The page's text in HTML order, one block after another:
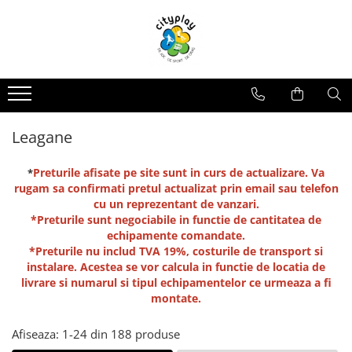
ECHIPAMENTE DE JOACA
Ansambluri de joaca
Balansoare
Leagane
Echipamente de joaca pentru
interior
Casute pentru joaca
Tobogane
Educationale si interactive
Tunele
Tiroliene
Oferte echipamente de joaca Scoli
Oferte Constructori si Arhitecti
Oferte echipamente de joaca Crese
Oferte Autoritati locale
Oferte Dezvoltatori
Imobiliari/Spatii Rezidentiale
Oferte Invatamant
Oferte echipamente de joaca
Gradinite
Oferte Personalizate
Loc de joaca - Gama Premium
Loc de joaca - Gama Economica
Propuneri de Amenajare Locuri de
Joaca - Oferte pentru Localitati
Propuneri de Amenajare Locuri de
Joaca - Oferte pentru Localitati
Leagane
*Preturile afisate pe site sunt in curs de actualizare. Va
rugam sa confirmati pretul actualizat prin email sau telefon
cu un reprezentant de vanzari.
*Preturile sunt negociabile in functie de cantitatea de
echipamente comandate.
*Preturile nu includ TVA 19%, costurile de transport si
instalare. Acestea se vor calcula in functie de locatia de
livrare si numarul si tipul echipamentelor ce urmeaza a fi
montate.
Afiseaza: 1-24 din 188 produse